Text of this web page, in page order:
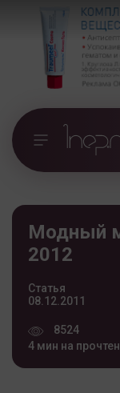
Модный
2012
Статья
08.12.2011
8524
4 мин на